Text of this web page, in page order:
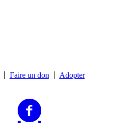
Faire un don Adopter